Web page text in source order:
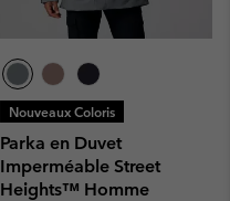
Nouveaux Coloris
Parka en Duvet
Imperméable Street
Heights™ Homme